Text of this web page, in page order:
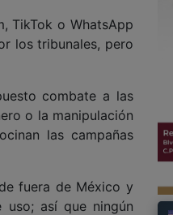
TikTok o WhatsApp
los tribunales, pero
combate a las
o la manipulación
las campañas
fuera de México y
así que ningún